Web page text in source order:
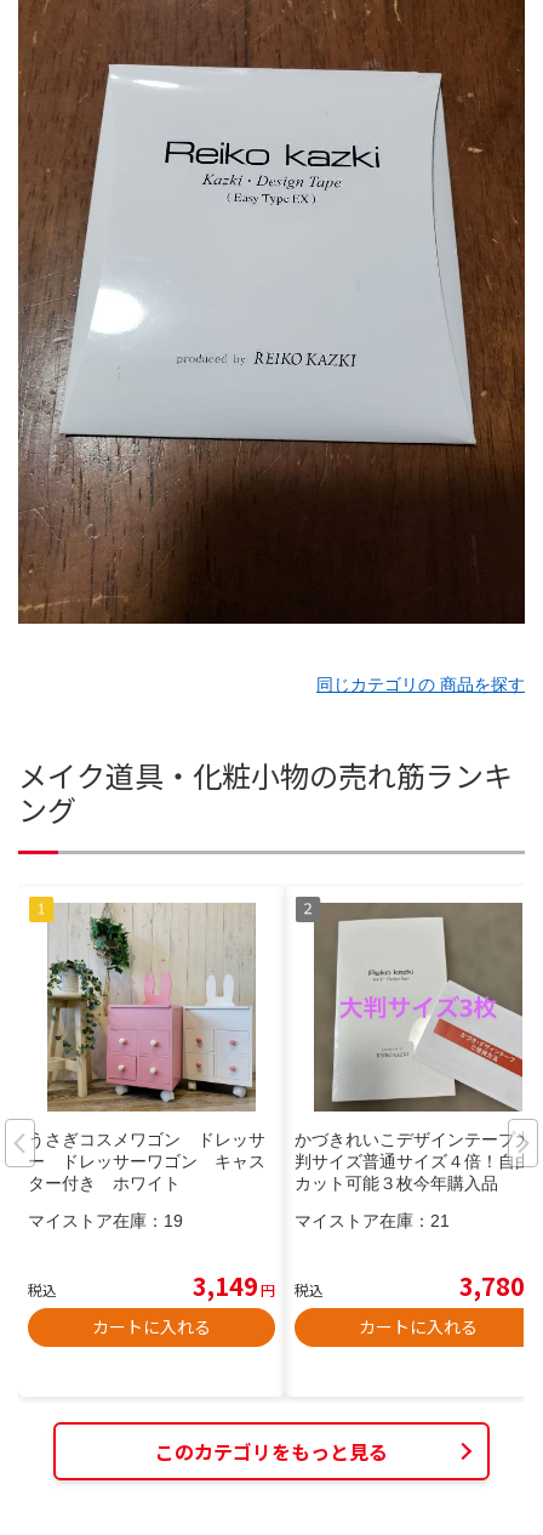
同じカテゴリの 商品を探す
メイク道具・化粧小物の売れ筋ランキ
ング
うさぎコスメワゴン ドレッサ
ー ドレッサーワゴン キャス
ター付き ホワイト
マイストア在庫： 19
税込 3,149円
カートに入れる
かづきれいこデザインテープ大
判サイズ普通サイズ４倍！自由
カット可能３枚今年購入品
マイストア在庫： 21
税込 3,780
カートに入れる
このカテゴリをもっと見る